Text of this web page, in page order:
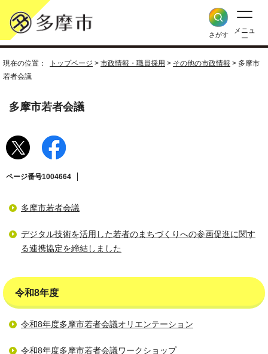
さがす
メニュ
ー
現在の位置： トップページ > 市政情報・職員採用 > その他の市政情報 > 多摩市
若者会議
多摩市若者会議
ページ番号1004664
多摩市若者会議
デジタル技術を活用した若者のまちづくりへの参画促進に関す
る連携協定を締結しました
令和8年度
令和8年度多摩市若者会議オリエンテーション
令和8年度多摩市若者会議ワークショップ